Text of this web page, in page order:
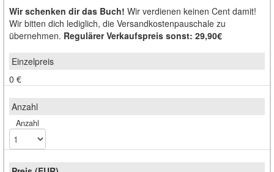
Wir schenken dir das Buch! Wir verdienen keinen Cent damit!
Wir bitten dich lediglich, die Versandkostenpauschale zu
übernehmen. Regulärer Verkaufspreis sonst: 29,90€
0 €
Anzahl